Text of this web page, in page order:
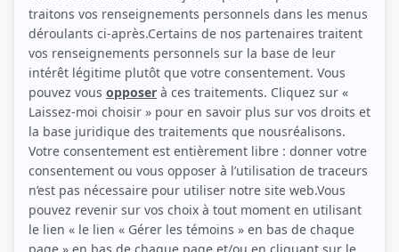
Le prince charmant n'existe pas plonge les téléspectateurs dans l'histoire du
fraudeur Serge Rivard, un séducteur qui promettait monts et merveilles à ses
conquêtes avant de les dépouiller. Kathryne Lamontagne, dont la quête est à la
fois journalistique et personnelle, donne la parole aux victimes. Avec courage,
ces femmes témoignent à visage découvert de leurs expériences tragiques :
des promesses de carrosses dorés à la désillusion totale, certaines d'entre
elles ont même frôlé la catastrophe.
(Fourni par la production)
Liens
Fiche de Le prince charmant n'existe passur Showbizz.net
Genre